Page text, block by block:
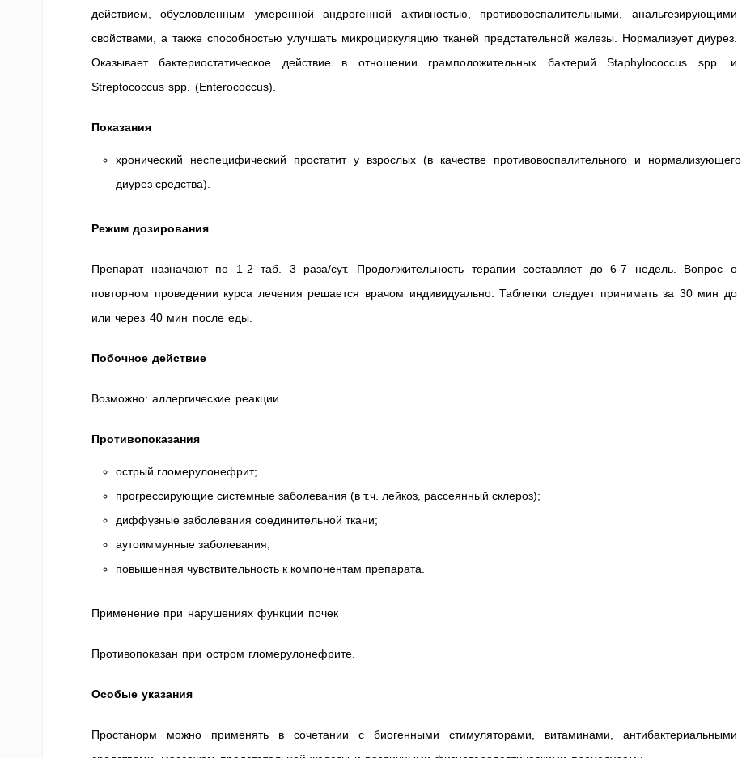
действием, обусловленным умеренной андрогенной активностью, противовоспалительными, анальгезирующими
свойствами, а также способностью улучшать микроциркуляцию тканей предстательной железы. Нормализует диурез.
Оказывает бактериостатическое действие в отношении грамположительных бактерий Staphylococcus spp. и
Streptococcus spp. (Enterococcus).
Показания
хронический неспецифический простатит у взрослых (в качестве противовоспалительного и нормализующего
диурез средства).
Режим дозирования
Препарат назначают по 1-2 таб. 3 раза/сут. Продолжительность терапии составляет до 6-7 недель. Вопрос о
повторном проведении курса лечения решается врачом индивидуально. Таблетки следует принимать за 30 мин до
или через 40 мин после еды.
Побочное действие
Возможно: аллергические реакции.
Противопоказания
острый гломерулонефрит;
прогрессирующие системные заболевания (в т.ч. лейкоз, рассеянный склероз);
диффузные заболевания соединительной ткани;
аутоиммунные заболевания;
повышенная чувствительность к компонентам препарата.
Применение при нарушениях функции почек
Противопоказан при остром гломерулонефрите.
Особые указания
Простанорм можно применять в сочетании с биогенными стимуляторами, витаминами, антибактериальными